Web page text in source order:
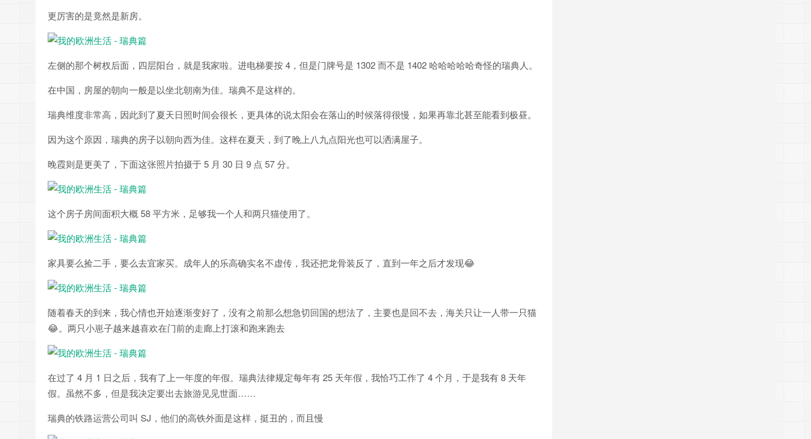
更厉害的是竟然是新房。
左侧的那个树杈后面，四层阳台，就是我家啦。进电梯要按 4，但是门牌号是 1302 而不是 1402 哈哈哈哈哈奇怪的瑞典人。
在中国，房屋的朝向一般是以坐北朝南为佳。瑞典不是这样的。
瑞典维度非常高，因此到了夏天日照时间会很长，更具体的说太阳会在落山的时候落得很慢，如果再靠北甚至能看到极昼。
因为这个原因，瑞典的房子以朝向西为佳。这样在夏天，到了晚上八九点阳光也可以洒满屋子。
晚霞则是更美了，下面这张照片拍摄于 5 月 30 日 9 点 57 分。
这个房子房间面积大概 58 平方米，足够我一个人和两只猫使用了。
家具要么捡二手，要么去宜家买。成年人的乐高确实名不虚传，我还把龙骨装反了，直到一年之后才发现😂
随着春天的到来，我心情也开始逐渐变好了，没有之前那么想急切回国的想法了，主要也是回不去，海关只让一人带一只猫
😂。两只小崽子越来越喜欢在门前的走廊上打滚和跑来跑去
在过了 4 月 1 日之后，我有了上一年度的年假。瑞典法律规定每年有 25 天年假，我恰巧工作了 4 个月，于是我有 8 天年
假。虽然不多，但是我决定要出去旅游见见世面……
瑞典的铁路运营公司叫 SJ，他们的高铁外面是这样，挺丑的，而且慢